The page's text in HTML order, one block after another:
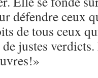
défendre ceux
de tous ceux
justes